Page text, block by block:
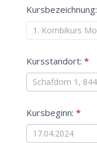
Kursbezeichnung:
Kursstandort: *
Kursbeginn: *